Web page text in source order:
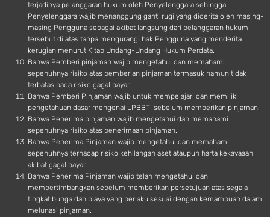
terjadinya pelanggaran hukum oleh Penyelenggara sehingga
Penyelenggara wajib menanggung ganti rugi yang diderita oleh masing-
masing Pengguna sebagai akibat langsung dari pelanggaran hukum
tersebut di atas tanpa mengurangi hak Pengguna yang menderita
kerugian menurut Kitab Undang-Undang Hukum Perdata.
Bahwa Pemberi pinjaman wajib mengetahui dan memahami
sepenuhnya risiko atas pemberian pinjaman termasuk namun tidak
terbatas pada risiko gagal bayar.
Bahwa Pemberi Pinjaman wajib untuk mempelajari dan memiliki
pengetahuan dasar mengenai LPBBTI sebelum memberikan pinjaman.
Bahwa Penerima pinjaman wajib mengetahui dan memahami
sepenuhnya risiko atas penerimaan pinjaman.
Bahwa Penerima Pinjaman wajib mengetahui dan memahami
sepenuhnya terhadap risiko kehilangan aset ataupun harta kekayaaan
akibat gagal bayar.
Bahwa Penerima Pinjaman wajib telah mengetahui dan
mempertimbangkan sebelum memberikan persetujuan atas segala
tingkat bunga dan biaya yang berlaku sesuai dengan kemampuan dalam
melunasi pinjaman.